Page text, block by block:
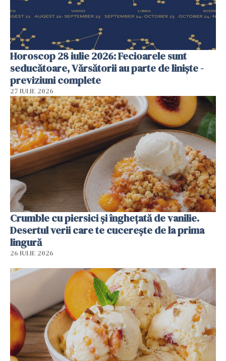
Horoscop 28 iulie 2026: Fecioarele sunt
seducătoare, Vărsătorii au parte de liniște -
previziuni complete
27 IULIE 2026
Crumble cu piersici și înghețată de vanilie.
Desertul verii care te cucerește de la prima
lingură
26 IULIE 2026